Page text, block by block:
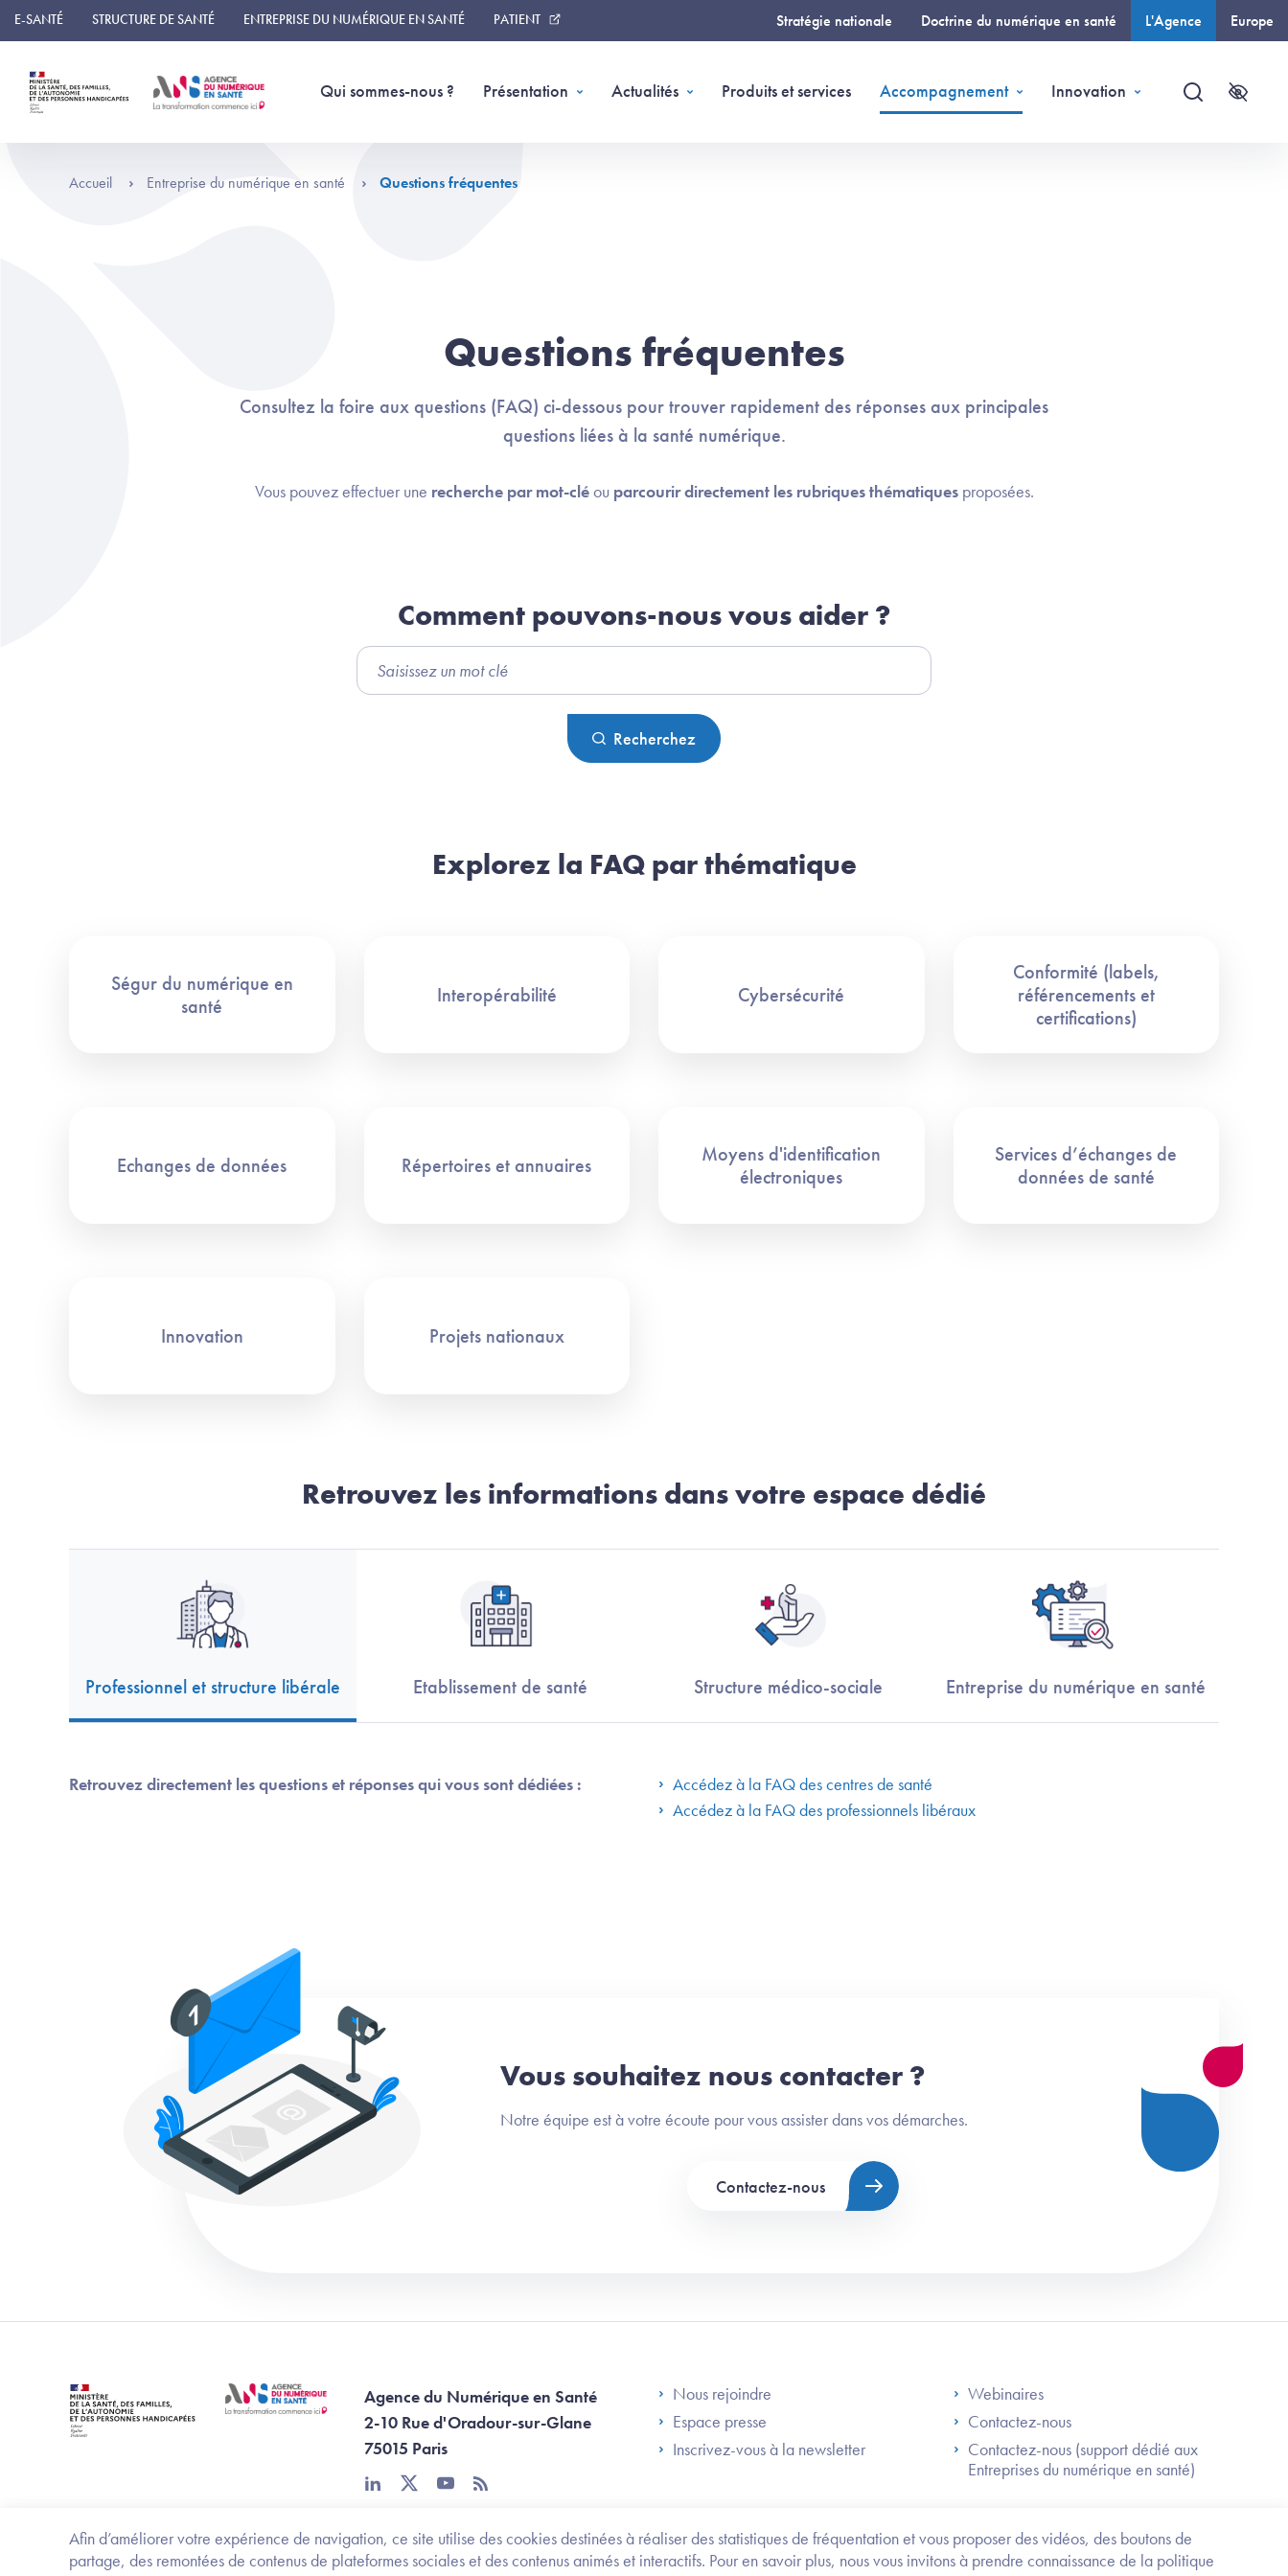
Panneau de gestion des cookies
Afin d’améliorer votre expérience de navigation, ce site utilise des cookies destinées à réaliser des statistiques de fréquentation et vous proposer des vidéos, des boutons de
partage, des remontées de contenus de plateformes sociales et des contenus animés et interactifs. Pour en savoir plus, nous vous invitons à prendre connaissance de la politique
E-SANTÉ STRUCTURE DE SANTÉ ENTREPRISE DU NUMÉRIQUE EN SANTÉ PATIENT Stratégie nationale Doctrine du numérique en santé L'Agence Europe
Qui sommes-nous ? Présentation Actualités Produits et services Accompagnement Innovation
Recherche
Trouvez
Accueil Entreprise du numérique en santé Questions fréquentes
Questions fréquentes
Consultez la foire aux questions (FAQ) ci-dessous pour trouver rapidement des réponses aux principales
questions liées à la santé numérique.
Vous pouvez effectuer une recherche par mot-cléou parcourir directement les rubriques thématiques proposées.
Comment pouvons-nous vous aider ?
Recherchez
Explorez la FAQ par thématique
Ségur du numérique en
santé
Interopérabilité Cybersécurité
Conformité (labels,
référencements et
certifications)
Echanges de données Répertoires et annuaires
Moyens d'identification
électroniques
Services d’échanges de
données de santé
Innovation Projets nationaux
Retrouvez les informations dans votre espace dédié
Professionnel et structure libérale Etablissement de santé Structure médico-sociale Entreprise du numérique en santé
Retrouvez directement les questions et réponses qui vous sont dédiées :
Accédez à la FAQ des centres de santé
Accédez à la FAQ des professionnels libéraux
Vous souhaitez nous contacter ?
Notre équipe est à votre écoute pour vous assister dans vos démarches.
Contactez-nous
Agence du Numérique en Santé
2-10 Rue d'Oradour-sur-Glane
75015 Paris
linkedintwitteryoutube
rss
Footer Left ANS
Nous rejoindre
Espace presse
Inscrivez-vous à la newsletter
Footer Right ANS
Webinaires
Contactez-nous
Contactez-nous (support dédié aux
Entreprises du numérique en santé)